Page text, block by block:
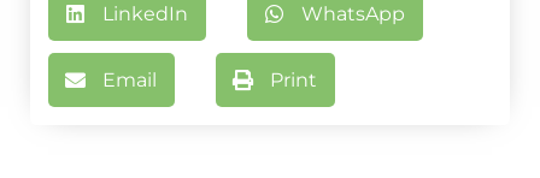
LinkedIn WhatsApp
Email Print